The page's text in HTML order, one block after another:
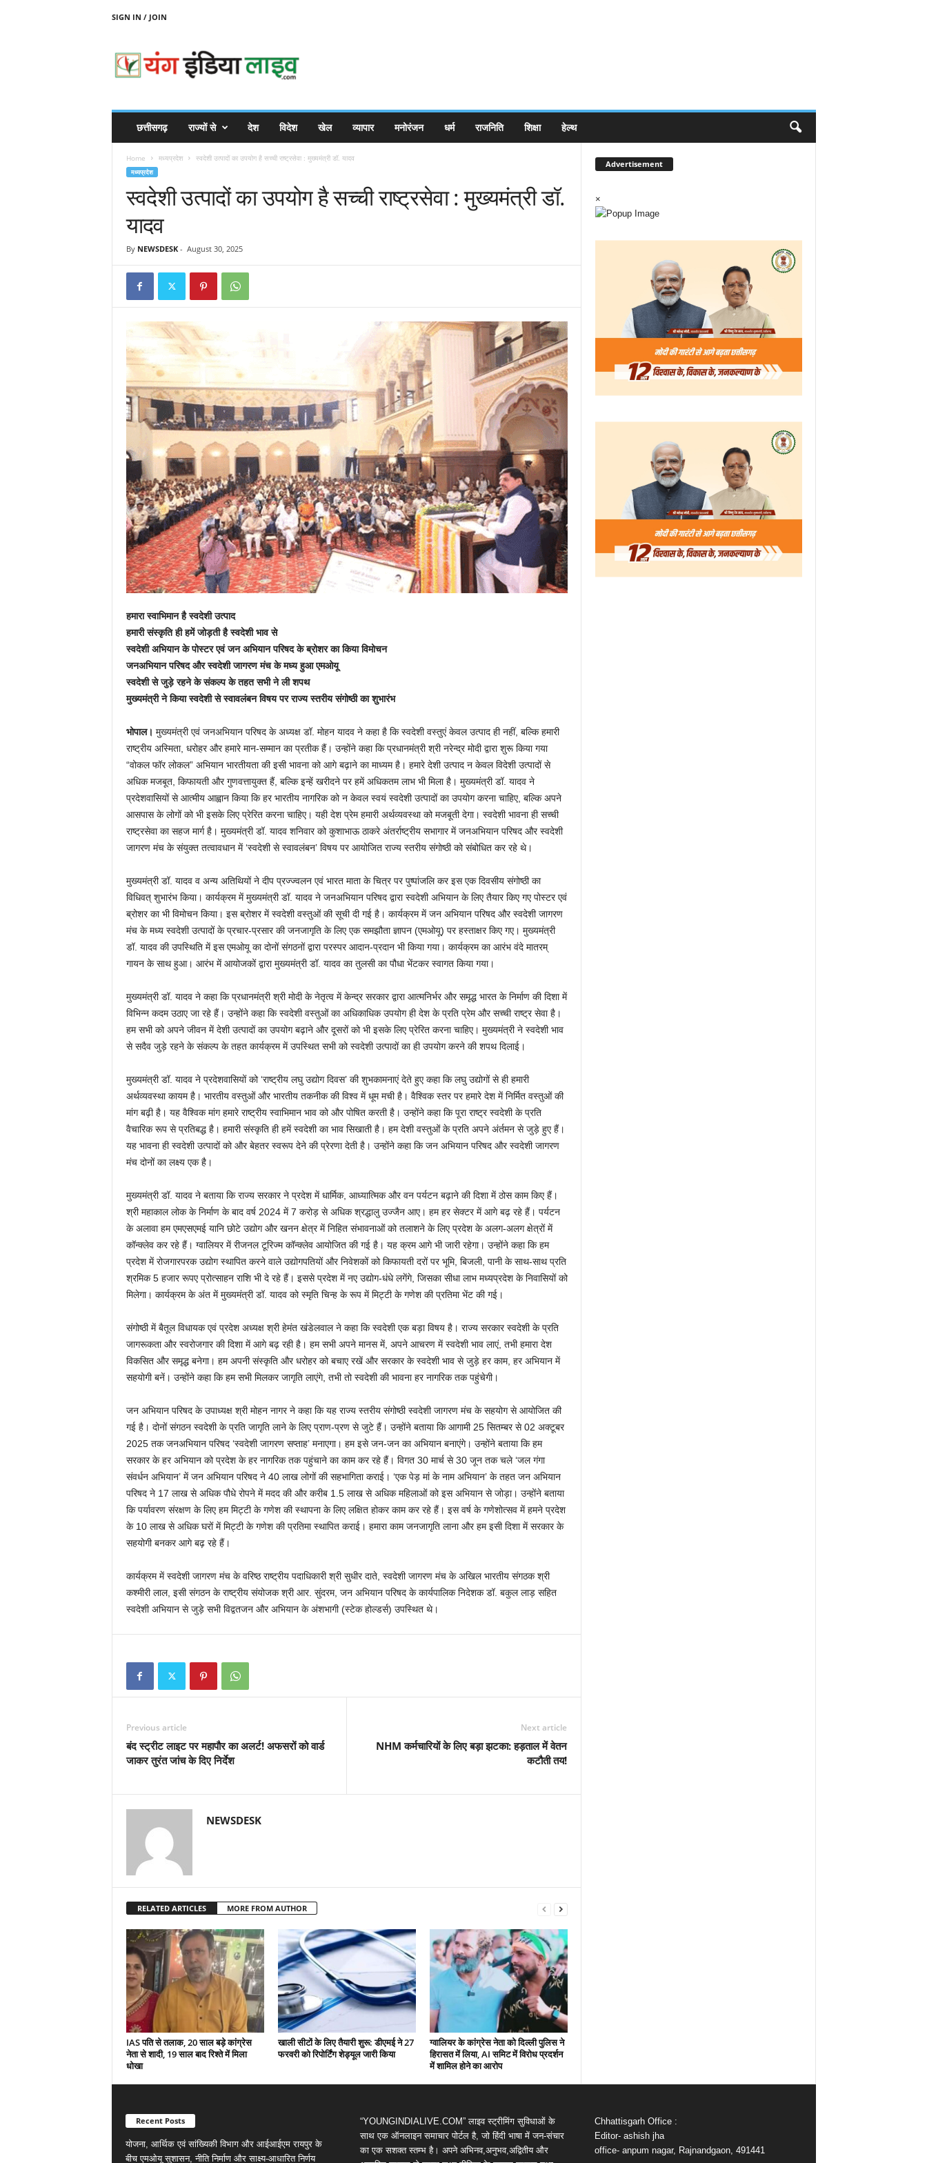
SIGN IN / JOIN
N
छत्तीसगढ़ राज्यों से देश विदेश खेल व्यापार मनोरंजन धर्म राजनिति शिक्षा हेल्थ
Home मध्यप्रदेश स्वदेशी उत्पादों का उपयोग है सच्ची राष्ट्रसेवा : मुख्यमंत्री डॉ. यादव
मध्यप्रदेश
स्वदेशी उत्पादों का उपयोग है सच्ची राष्ट्रसेवा : मुख्यमंत्री डॉ.
यादव
By NEWSDESK- August 30, 2025
हमारा स्वाभिमान है स्वदेशी उत्पाद
हमारी संस्कृति ही हमें जोड़ती है स्वदेशी भाव से
स्वदेशी अभियान के पोस्टर एवं जन अभियान परिषद के ब्रोशर का किया विमोचन
जनअभियान परिषद और स्वदेशी जागरण मंच के मध्य हुआ एमओयू
स्वदेशी से जुड़े रहने के संकल्प के तहत सभी ने ली शपथ
मुख्यमंत्री ने किया स्वदेशी से स्वावलंबन विषय पर राज्य स्तरीय संगोष्ठी का शुभारंभ
भोपाल। मुख्यमंत्री एवं जनअभियान परिषद के अध्यक्ष डॉ. मोहन यादव ने कहा है कि स्वदेशी वस्तुएं केवल उत्पाद ही नहीं, बल्कि हमारी
राष्ट्रीय अस्मिता, धरोहर और हमारे मान-सम्मान का प्रतीक हैं। उन्होंने कहा कि प्रधानमंत्री श्री नरेन्द्र मोदी द्वारा शुरू किया गया
“वोकल फॉर लोकल” अभियान भारतीयता की इसी भावना को आगे बढ़ाने का माध्यम है। हमारे देशी उत्पाद न केवल विदेशी उत्पादों से
अधिक मजबूत, किफायती और गुणवत्तायुक्त हैं, बल्कि इन्हें खरीदने पर हमें अधिकतम लाभ भी मिला है। मुख्यमंत्री डॉ. यादव ने
प्रदेशवासियों से आत्मीय आह्वान किया कि हर भारतीय नागरिक को न केवल स्वयं स्वदेशी उत्पादों का उपयोग करना चाहिए, बल्कि अपने
आसपास के लोगों को भी इसके लिए प्रेरित करना चाहिए। यही देश प्रेम हमारी अर्थव्यवस्था को मजबूती देगा। स्वदेशी भावना ही सच्ची
राष्ट्रसेवा का सहज मार्ग है। मुख्यमंत्री डॉ. यादव शनिवार को कुशाभाऊ ठाकरे अंतर्राष्ट्रीय सभागार में जनअभियान परिषद और स्वदेशी
जागरण मंच के संयुक्त तत्वावधान में ‘स्वदेशी से स्वावलंबन’ विषय पर आयोजित राज्य स्तरीय संगोष्ठी को संबोधित कर रहे थे।
मुख्यमंत्री डॉ. यादव व अन्य अतिथियों ने दीप प्रज्ज्वलन एवं भारत माता के चित्र पर पुष्पांजलि कर इस एक दिवसीय संगोष्ठी का
विधिवत् शुभारंभ किया। कार्यक्रम में मुख्यमंत्री डॉ. यादव ने जनअभियान परिषद द्वारा स्वदेशी अभियान के लिए तैयार किए गए पोस्टर एवं
ब्रोशर का भी विमोचन किया। इस ब्रोशर में स्वदेशी वस्तुओं की सूची दी गई है। कार्यक्रम में जन अभियान परिषद और स्वदेशी जागरण
मंच के मध्य स्वदेशी उत्पादों के प्रचार-प्रसार की जनजागृति के लिए एक समझौता ज्ञापन (एमओयू) पर हस्ताक्षर किए गए। मुख्यमंत्री
डॉ. यादव की उपस्थिति में इस एमओयू का दोनों संगठनों द्वारा परस्पर आदान-प्रदान भी किया गया। कार्यक्रम का आरंभ वंदे मातरम्
गायन के साथ हुआ। आरंभ में आयोजकों द्वारा मुख्यमंत्री डॉ. यादव का तुलसी का पौधा भेंटकर स्वागत किया गया।
मुख्यमंत्री डॉ. यादव ने कहा कि प्रधानमंत्री श्री मोदी के नेतृत्व में केन्द्र सरकार द्वारा आत्मनिर्भर और समृद्ध भारत के निर्माण की दिशा में
विभिन्न कदम उठाए जा रहे हैं। उन्होंने कहा कि स्वदेशी वस्तुओं का अधिकाधिक उपयोग ही देश के प्रति प्रेम और सच्ची राष्ट्र सेवा है।
हम सभी को अपने जीवन में देशी उत्पादों का उपयोग बढ़ाने और दूसरों को भी इसके लिए प्रेरित करना चाहिए। मुख्यमंत्री ने स्वदेशी भाव
से सदैव जुड़े रहने के संकल्प के तहत कार्यक्रम में उपस्थित सभी को स्वदेशी उत्पादों का ही उपयोग करने की शपथ दिलाई।
मुख्यमंत्री डॉ. यादव ने प्रदेशवासियों को ‘राष्ट्रीय लघु उद्योग दिवस’ की शुभकामनाएं देते हुए कहा कि लघु उद्योगों से ही हमारी
अर्थव्यवस्था कायम है। भारतीय वस्तुओं और भारतीय तकनीक की विश्व में धूम मची है। वैश्विक स्तर पर हमारे देश में निर्मित वस्तुओं की
मांग बढ़ी है। यह वैश्विक मांग हमारे राष्ट्रीय स्वाभिमान भाव को और पोषित करती है। उन्होंने कहा कि पूरा राष्ट्र स्वदेशी के प्रति
वैचारिक रूप से प्रतिबद्ध है। हमारी संस्कृति ही हमें स्वदेशी का भाव सिखाती है। हम देशी वस्तुओं के प्रति अपने अंर्तमन से जुड़े हुए हैं।
यह भावना ही स्वदेशी उत्पादों को और बेहतर स्वरूप देने की प्रेरणा देती है। उन्होंने कहा कि जन अभियान परिषद और स्वदेशी जागरण
मंच दोनों का लक्ष्य एक है।
मुख्यमंत्री डॉ. यादव ने बताया कि राज्य सरकार ने प्रदेश में धार्मिक, आध्यात्मिक और वन पर्यटन बढ़ाने की दिशा में ठोस काम किए हैं।
श्री महाकाल लोक के निर्माण के बाद वर्ष 2024 में 7 करोड़ से अधिक श्रद्धालु उज्जैन आए। हम हर सेक्टर में आगे बढ़ रहे हैं। पर्यटन
के अलावा हम एमएसएमई यानि छोटे उद्योग और खनन क्षेत्र में निहित संभावनाओं को तलाशने के लिए प्रदेश के अलग-अलग क्षेत्रों में
कॉन्क्लेव कर रहे हैं। ग्वालियर में रीजनल टूरिज्म कॉन्क्लेव आयोजित की गई है। यह क्रम आगे भी जारी रहेगा। उन्होंने कहा कि हम
प्रदेश में रोजगारपरक उद्योग स्थापित करने वाले उद्योगपतियों और निवेशकों को किफायती दरों पर भूमि, बिजली, पानी के साथ-साथ प्रति
श्रमिक 5 हजार रूपए प्रोत्साहन राशि भी दे रहे हैं। इससे प्रदेश में नए उद्योग-धंधे लगेंगे, जिसका सीधा लाभ मध्यप्रदेश के निवासियों को
मिलेगा। कार्यक्रम के अंत में मुख्यमंत्री डॉ. यादव को स्मृति चिन्ह के रूप में मिट्टी के गणेश की प्रतिमा भेंट की गई।
संगोष्ठी में बैतूल विधायक एवं प्रदेश अध्यक्ष श्री हेमंत खंडेलवाल ने कहा कि स्वदेशी एक बड़ा विषय है। राज्य सरकार स्वदेशी के प्रति
जागरूकता और स्वरोजगार की दिशा में आगे बढ़ रही है। हम सभी अपने मानस में, अपने आचरण में स्वदेशी भाव लाएं, तभी हमारा देश
विकसित और समृद्ध बनेगा। हम अपनी संस्कृति और धरोहर को बचाए रखें और सरकार के स्वदेशी भाव से जुड़े हर काम, हर अभियान में
सहयोगी बनें। उन्होंने कहा कि हम सभी मिलकर जागृति लाएंगे, तभी तो स्वदेशी की भावना हर नागरिक तक पहुंचेगी।
जन अभियान परिषद के उपाध्यक्ष श्री मोहन नागर ने कहा कि यह राज्य स्तरीय संगोष्ठी स्वदेशी जागरण मंच के सहयोग से आयोजित की
गई है। दोनों संगठन स्वदेशी के प्रति जागृति लाने के लिए प्राण-प्रण से जुटे हैं। उन्होंने बताया कि आगामी 25 सितम्बर से 02 अक्टूबर
2025 तक जनअभियान परिषद ‘स्वदेशी जागरण सप्ताह’ मनाएगा। हम इसे जन-जन का अभियान बनाएंगे। उन्होंने बताया कि हम
सरकार के हर अभियान को प्रदेश के हर नागरिक तक पहुंचाने का काम कर रहे हैं। विगत 30 मार्च से 30 जून तक चले ‘जल गंगा
संवर्धन अभियान’ में जन अभियान परिषद ने 40 लाख लोगों की सहभागिता कराई। ‘एक पेड़ मां के नाम अभियान’ के तहत जन अभियान
परिषद ने 17 लाख से अधिक पौधे रोपने में मदद की और करीब 1.5 लाख से अधिक महिलाओं को इस अभियान से जोड़ा। उन्होंने बताया
कि पर्यावरण संरक्षण के लिए हम मिट्टी के गणेश की स्थापना के लिए लक्षित होकर काम कर रहे हैं। इस वर्ष के गणेशोत्सव में हमने प्रदेश
के 10 लाख से अधिक घरों में मिट्टी के गणेश की प्रतिमा स्थापित कराई। हमारा काम जनजागृति लाना और हम इसी दिशा में सरकार के
सहयोगी बनकर आगे बढ़ रहे हैं।
कार्यक्रम में स्वदेशी जागरण मंच के वरिष्ठ राष्ट्रीय पदाधिकारी श्री सुधीर दाते, स्वदेशी जागरण मंच के अखिल भारतीय संगठक श्री
कश्मीरी लाल, इसी संगठन के राष्ट्रीय संयोजक श्री आर. सुंदरम, जन अभियान परिषद के कार्यपालिक निदेशक डॉ. बकुल लाड़ सहित
स्वदेशी अभियान से जुड़े सभी विद्वतजन और अभियान के अंशभागी (स्टेक होल्डर्स) उपस्थित थे।
Previous article
बंद स्ट्रीट लाइट पर महापौर का अलर्ट! अफसरों को वार्ड
जाकर तुरंत जांच के दिए निर्देश
Next article
NHM कर्मचारियों के लिए बड़ा झटका: हड़ताल में वेतन
कटौती तय!
NEWSDESK
RELATED ARTICLES MORE FROM AUTHOR
IAS पति से तलाक, 20 साल बड़े कांग्रेस
नेता से शादी, 19 साल बाद रिश्ते में मिला
धोखा
खाली सीटों के लिए तैयारी शुरू: डीएमई ने 27
फरवरी को रिपोर्टिंग शेड्यूल जारी किया
ग्वालियर के कांग्रेस नेता को दिल्ली पुलिस ने
हिरासत में लिया, AI समिट में विरोध प्रदर्शन
में शामिल होने का आरोप
Advertisement
×
Recent Posts
योजना, आर्थिक एवं सांख्यिकी विभाग और आईआईएम रायपुर के
बीच एमओयू सुशासन, नीति निर्माण और साक्ष्य-आधारित निर्णय
“YOUNGINDIALIVE.COM” लाइव स्ट्रीमिंग सुविधाओं के
साथ एक ऑनलाइन समाचार पोर्टल है, जो हिंदी भाषा में जन-संचार
का एक सशक्त स्तम्भ है। अपने अभिनव,अनुभव,अद्वितीय और
Chhattisgarh Office :
Editor- ashish jha
office- anpum nagar, Rajnandgaon, 491441